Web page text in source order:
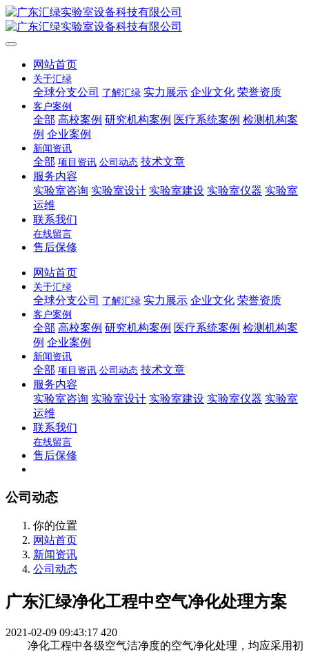
网站首页
关于汇绿
全球分支公司 了解汇绿 实力展示 企业文化 荣誉资质
客户案例
全部 高校案例 研究机构案例 医疗系统案例 检测机构案
例 企业案例
新闻资讯
全部 项目资讯 公司动态 技术文章
服务内容
实验室咨询 实验室设计 实验室建设 实验室仪器 实验室
运维
联系我们
在线留言
售后保修
网站首页
关于汇绿
全球分支公司 了解汇绿 实力展示 企业文化 荣誉资质
客户案例
全部 高校案例 研究机构案例 医疗系统案例 检测机构案
例 企业案例
新闻资讯
全部 项目资讯 公司动态 技术文章
服务内容
实验室咨询 实验室设计 实验室建设 实验室仪器 实验室
运维
联系我们
在线留言
售后保修
公司动态
你的位置
网站首页
新闻资讯
公司动态
广东汇绿净化工程中空气净化处理方案
2021-02-09 09:43:17 420
净化工程中各级空气洁净度的空气净化处理，均应采用初